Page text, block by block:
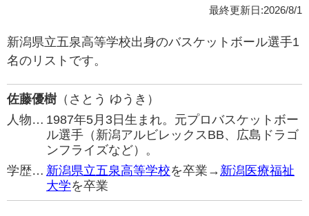
最終更新日:2026/8/1
新潟県立五泉高等学校出身のバスケットボール選手1
名のリストです。
佐藤優樹（さとう ゆうき）
人物… 1987年5月3日生まれ。元プロバスケットボー
ル選手（新潟アルビレックスBB、広島ドラゴ
ンフライズなど）。
学歴… 新潟県立五泉高等学校を卒業→ 新潟医療福祉
大学を卒業